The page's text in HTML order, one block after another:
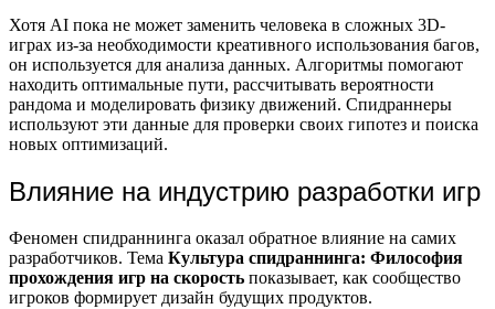
Хотя AI пока не может заменить человека в сложных 3D-
играх из-за необходимости креативного использования багов,
он используется для анализа данных. Алгоритмы помогают
находить оптимальные пути, рассчитывать вероятности
рандома и моделировать физику движений. Спидраннеры
используют эти данные для проверки своих гипотез и поиска
новых оптимизаций.
Влияние на индустрию разработки игр
Феномен спидраннинга оказал обратное влияние на самих
разработчиков. Тема Культура спидраннинга: Философия
прохождения игр на скорость показывает, как сообщество
игроков формирует дизайн будущих продуктов.